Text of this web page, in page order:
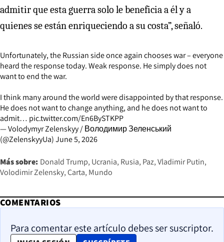
admitir que esta guerra solo le beneficia a él y a
quienes se están enriqueciendo a su costa”, señaló.
Unfortunately, the Russian side once again chooses war – everyone
heard the response today. Weak response. He simply does not
want to end the war.
I think many around the world were disappointed by that response.
He does not want to change anything, and he does not want to
admit… pic.twitter.com/En6BySTKPP
— Volodymyr Zelenskyy / Володимир Зеленський
(@ZelenskyyUa)June 5, 2026
Más sobre: Donald Trump Ucrania Rusia Paz Vladimir Putin
Volodimir Zelensky Carta Mundo
COMENTARIOS
Para comentar este artículo debes ser suscriptor.